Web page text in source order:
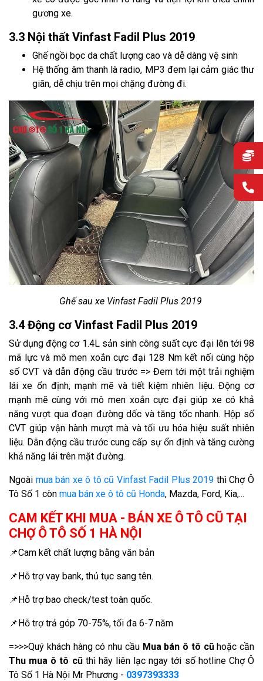
gương xe.
3.3 Nội thất Vinfast Fadil Plus 2019
Ghế ngồi bọc da chất lượng cao và dễ dàng vệ sinh
Hệ thống âm thanh là radio, MP3 đem lại cảm giác thư
giãn, dễ chịu trên mọi chặng đường đi.
Ghế sau xe Vinfast Fadil Plus 2019
3.4 Động cơ Vinfast Fadil Plus 2019
Sử dụng động cơ 1.4L sản sinh công suất cực đại lên tới 98
mã lực và mô men xoắn cực đại 128 Nm kết nối cùng hộp
số CVT và dẫn động cầu trước => Đem tới một trải nghiệm
lái xe ổn định, mạnh mẽ và tiết kiệm nhiên liệu. Động cơ
mạnh mẽ cùng với mô men xoắn cực đại giúp xe có khả
năng vượt qua đoạn đường dốc và tăng tốc nhanh. Hộp số
CVT giúp vận hành mượt mà và tối ưu hóa hiệu suất nhiên
liệu. Dẫn động cầu trước cung cấp sự ổn định và tăng cường
khả năng lái trên mặt đường.
Ngoài mua bán xe ô tô cũ Vinfast Fadil Plus 2019 thì Chợ Ô
Tô Số 1 còn mua bán xe ô tô cũ Honda, Mazda, Ford, Kia,...
CAM KẾT KHI MUA - BÁN XE Ô TÔ CŨ TẠI
CHỢ Ô TÔ SỐ 1 HÀ NỘI
📌Cam kết chất lượng bằng văn bản
📌Hỗ trợ vay bank, thủ tục sang tên.
📌Hỗ trợ bao check/test toàn quốc.
📌Hỗ trợ trả góp 70-75%, tối đa 6-7 năm
=>>>Quý khách hàng có nhu cầu Mua bán ô tô cũhoặc cần
Thu mua ô tô cũthì hãy liên lạc ngay tới số hotline Chợ Ô
Tô Số 1 Hà Nội Mr Phương - 0397393333